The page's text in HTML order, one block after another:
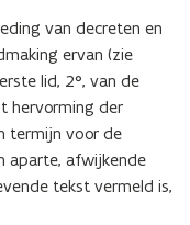
van decreten en
ervan (zie
lid, 2°, van de
hervorming der
termijn voor de
aparte, afwijkende
tekst vermeld is,